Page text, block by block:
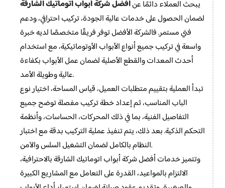
يبحث العملاء دائمًا عنأفضل شركة أبواب اتوماتيك الشارقة
لضمان الحصول على خدمات عالية الجودة، تركيب احترافي، ودعم
فني مستمر. فالشركة الأفضل توفر فريقًا متخصصًا لديه خبرة
واسعة في تركيب جميع أنواع الأبواب الأوتوماتيكية، مع استخدام
أحدث المعدات والقطع الأصلية لضمان عمل الأبواب بكفاءة
عالية وطويلة الأمد.
تبدأ العملية بتقييم متطلبات العميل، قياس المساحة، اختيار نوع
الباب المناسب، ثم إعداد خطة تركيب مفصلة توضح جميع
التفاصيل الفنية، بما في ذلك المحركات، الحساسات، وأنظمة
التحكم الذكية. بعد ذلك، يتم تنفيذ عملية التركيب بدقة مع اختبار
النظام بالكامل لضمان التشغيل السلس والآمن.
وتتميز خدمات أفضل شركة أبواب اتوماتيك الشارقة بالاحترافية،
الالتزام بالمواعيد، القدرة على التعامل مع المشاريع الكبيرة